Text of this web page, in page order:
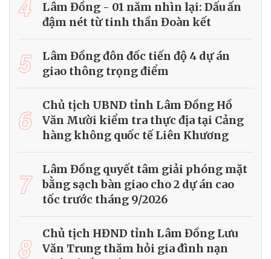
4
Lâm Đồng - 01 năm nhìn lại: Dấu ấn
đậm nét từ tinh thần Đoàn kết
5
Lâm Đồng đôn đốc tiến độ 4 dự án
giao thông trọng điểm
6
Chủ tịch UBND tỉnh Lâm Đồng Hồ
Văn Mười kiểm tra thực địa tại Cảng
hàng không quốc tế Liên Khương
7
Lâm Đồng quyết tâm giải phóng mặt
bằng sạch bàn giao cho 2 dự án cao
tốc trước tháng 9/2026
8
Chủ tịch HĐND tỉnh Lâm Đồng Lưu
Văn Trung thăm hỏi gia đình nạn